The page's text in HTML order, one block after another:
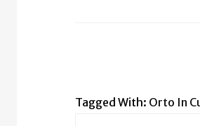
Tagged With: Orto In